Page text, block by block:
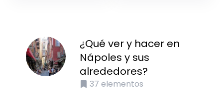
¿Qué ver y hacer en
Nápoles y sus
alrededores?
37 elementos